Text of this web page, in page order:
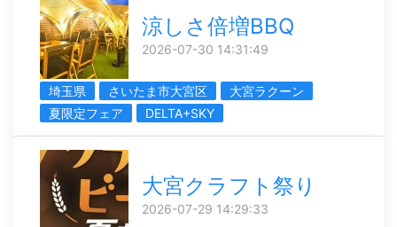
涼しさ倍増BBQ
2026-07-30 14:31:49
埼玉県 さいたま市大宮区
大宮ラクーン
夏限定フェア
DELTA+SKY
大宮クラフト祭り
2026-07-29 14:29:33